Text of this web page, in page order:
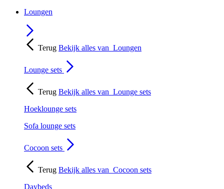
Loungen
Terug Bekijk alles van Loungen
Lounge sets
Terug Bekijk alles van Lounge sets
Hoeklounge sets
Sofa lounge sets
Cocoon sets
Terug Bekijk alles van Cocoon sets
Daybeds